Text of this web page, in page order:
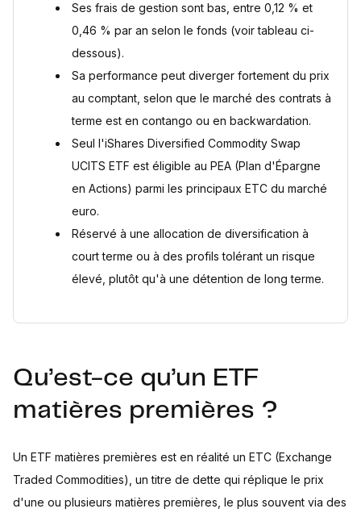
Ses frais de gestion sont bas, entre 0,12 % et
0,46 % par an selon le fonds (voir tableau ci-
dessous).
Sa performance peut diverger fortement du prix
au comptant, selon que le marché des contrats à
terme est en contango ou en backwardation.
Seul l'iShares Diversified Commodity Swap
UCITS ETF est éligible au PEA (Plan d'Épargne
en Actions) parmi les principaux ETC du marché
euro.
Réservé à une allocation de diversification à
court terme ou à des profils tolérant un risque
élevé, plutôt qu'à une détention de long terme.
Qu’est-ce qu’un ETF
matières premières ?
Un ETF matières premières est en réalité un ETC (Exchange
Traded Commodities), un titre de dette qui réplique le prix
d'une ou plusieurs matières premières, le plus souvent via des